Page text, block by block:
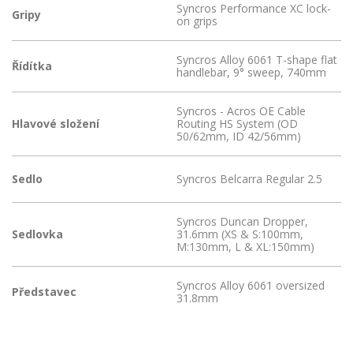
Gripy
Syncros Performance XC lock-
on grips
Řídítka
Syncros Alloy 6061 T-shape flat
handlebar, 9° sweep, 740mm
Hlavové složení
Syncros - Acros OE Cable
Routing HS System (OD
50/62mm, ID 42/56mm)
Sedlo Syncros Belcarra Regular 2.5
Sedlovka
Syncros Duncan Dropper,
31.6mm (XS & S:100mm,
M:130mm, L & XL:150mm)
Představec
Syncros Alloy 6061 oversized
31.8mm